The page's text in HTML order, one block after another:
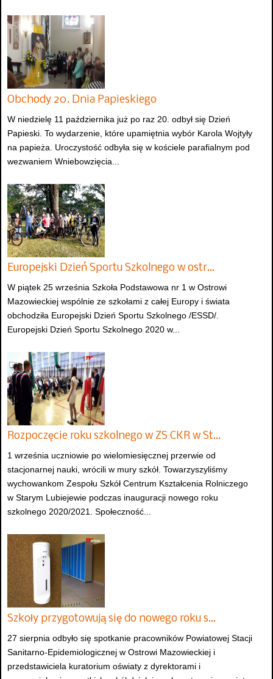
Obchody 20. Dnia Papieskiego
W niedzielę 11 października już po raz 20. odbył się Dzień
Papieski. To wydarzenie, które upamiętnia wybór Karola Wojtyły
na papieża. Uroczystość odbyła się w kościele parafialnym pod
wezwaniem Wniebowzięcia...
Europejski Dzień Sportu Szkolnego w ostr…
W piątek 25 września Szkoła Podstawowa nr 1 w Ostrowi
Mazowieckiej wspólnie ze szkołami z całej Europy i świata
obchodziła Europejski Dzień Sportu Szkolnego /ESSD/.
Europejski Dzień Sportu Szkolnego 2020 w...
Rozpoczęcie roku szkolnego w ZS CKR w St…
1 września uczniowie po wielomiesięcznej przerwie od
stacjonarnej nauki, wrócili w mury szkół. Towarzyszyliśmy
wychowankom Zespołu Szkół Centrum Kształcenia Rolniczego
w Starym Lubiejewie podczas inauguracji nowego roku
szkolnego 2020/2021. Społeczność...
Szkoły przygotowują się do nowego roku s…
27 sierpnia odbyło się spotkanie pracowników Powiatowej Stacji
Sanitarno-Epidemiologicznej w Ostrowi Mazowieckiej i
przedstawiciela kuratorium oświaty z dyrektorami i